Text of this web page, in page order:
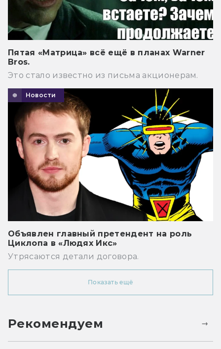
Пятая «Матрица» всё ещё в планах Warner
Bros.
Это стало известно из письма акционерам.
Новости
Объявлен главный претендент на роль
Циклопа в «Людях Икс»
Утрясаются детали договора.
Показать ещё
Рекомендуем